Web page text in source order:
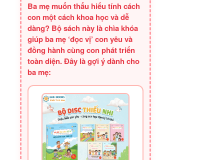
Ba mẹ muốn thấu hiểu tính cách
con một cách khoa học và dễ
dàng? Bộ sách này là chìa khóa
giúp ba mẹ ‘đọc vị’ con yêu và
đồng hành cùng con phát triển
toàn diện. Đây là gợi ý dành cho
ba mẹ: